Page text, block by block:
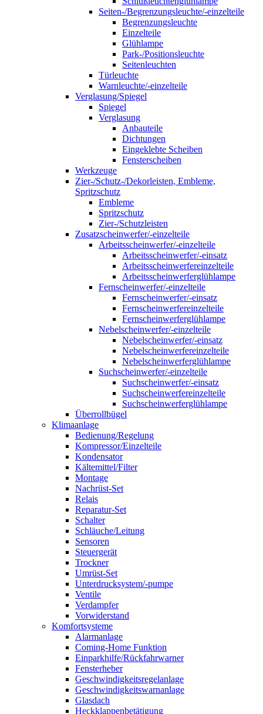
Seiten-/Begrenzungsleuchte/-einzelteile
Begrenzungsleuchte
Einzelteile
Glühlampe
Park-/Positionsleuchte
Seitenleuchten
Türleuchte
Warnleuchte/-einzelteile
Verglasung/Spiegel
Spiegel
Verglasung
Anbauteile
Dichtungen
Eingeklebte Scheiben
Fensterscheiben
Werkzeuge
Zier-/Schutz-/Dekorleisten, Embleme,
Spritzschutz
Embleme
Spritzschutz
Zier-/Schutzleisten
Zusatzscheinwerfer/-einzelteile
Arbeitsscheinwerfer/-einzelteile
Arbeitsscheinwerfer/-einsatz
Arbeitsscheinwerfereinzelteile
Arbeitsscheinwerferglühlampe
Fernscheinwerfer/-einzelteile
Fernscheinwerfer/-einsatz
Fernscheinwerfereinzelteile
Fernscheinwerferglühlampe
Nebelscheinwerfer/-einzelteile
Nebelscheinwerfer/-einsatz
Nebelscheinwerfereinzelteile
Nebelscheinwerferglühlampe
Suchscheinwerfer/-einzelteile
Suchscheinwerfer/-einsatz
Suchscheinwerfereinzelteile
Suchscheinwerferglühlampe
Überrollbügel
Klimaanlage
Bedienung/Regelung
Kompressor/Einzelteile
Kondensator
Kältemittel/Filter
Montage
Nachrüst-Set
Relais
Reparatur-Set
Schalter
Schläuche/Leitung
Sensoren
Steuergerät
Trockner
Umrüst-Set
Unterdrucksystem/-pumpe
Ventile
Verdampfer
Vorwiderstand
Komfortsysteme
Alarmanlage
Coming-Home Funktion
Einparkhilfe/Rückfahrwarner
Fensterheber
Geschwindigkeitsregelanlage
Geschwindigkeitswarnanlage
Glasdach
Heckklappenbetätigung